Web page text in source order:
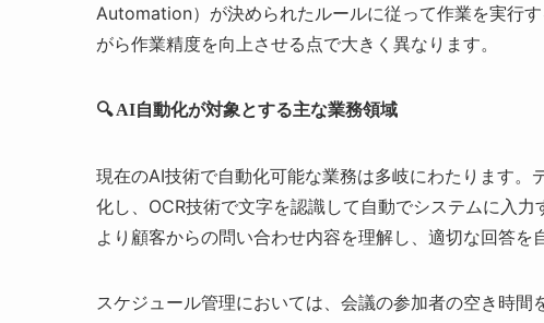
Automation）が決められたルールに従って作業を実行
がら作業精度を向上させる点で大きく異なります。
🔍 AI自動化が対象とする主な業務領域
現在のAI技術で自動化可能な業務は多岐にわたります
化し、OCR技術で文字を認識して自動でシステムに入
より顧客からの問い合わせ内容を理解し、適切な回答を
スケジュール管理においては、会議の参加者の空き時